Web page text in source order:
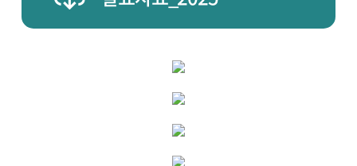
SW산업전망 컨퍼런스_